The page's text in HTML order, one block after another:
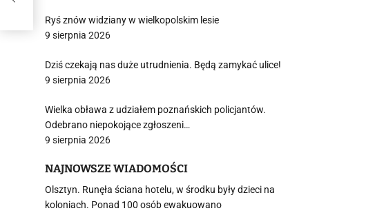
Ryś znów widziany w wielkopolskim lesie
9 sierpnia 2026
Dziś czekają nas duże utrudnienia. Będą zamykać ulice!
9 sierpnia 2026
Wielka obława z udziałem poznańskich policjantów.
Odebrano niepokojące zgłoszeni…
9 sierpnia 2026
NAJNOWSZE WIADOMOŚCI
Olsztyn. Runęła ściana hotelu, w środku były dzieci na
koloniach. Ponad 100 osób ewakuowano